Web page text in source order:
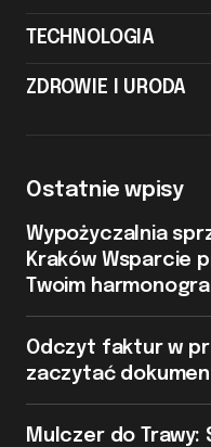
TECHNOLOGIA
ZDROWIE I URODA
Ostatnie wpisy
Wypożyczalnia
Kraków Wsparcie
Twoim
Odczyt faktur w
zaczytać
Mulczer do Trawy: